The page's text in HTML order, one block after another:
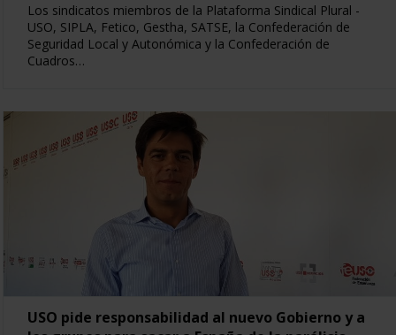
Los sindicatos miembros de la Plataforma Sindical Plural -
USO, SIPLA, Fetico, Gestha, SATSE, la Confederación de
Seguridad Local y Autonómica y la Confederación de
Cuadros…
USO pide responsabilidad al nuevo Gobierno y a